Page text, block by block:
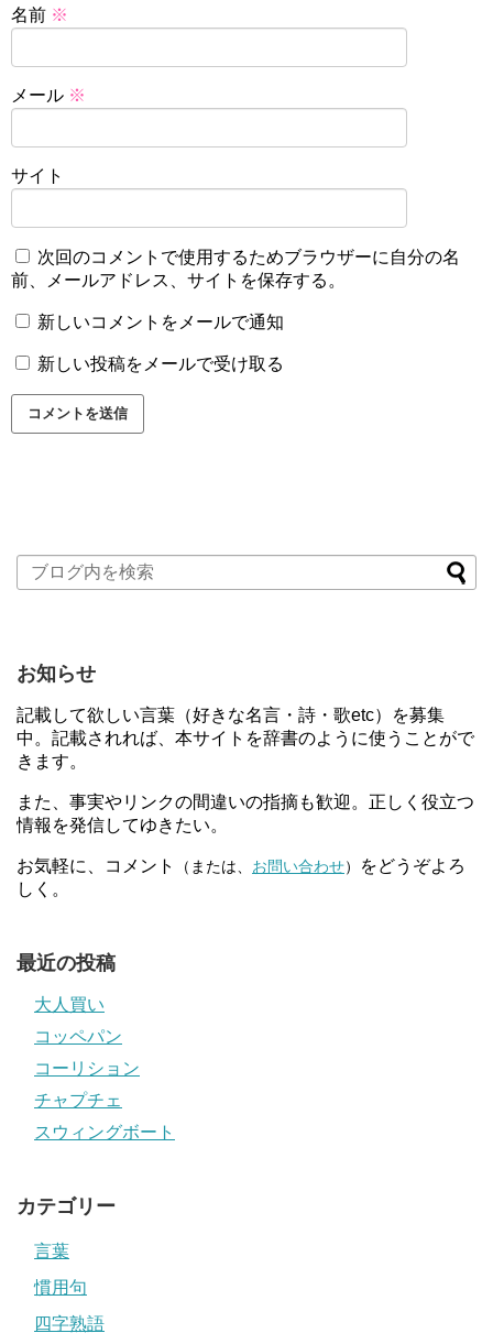
名前 ※
メール ※
サイト
次回のコメントで使用するためブラウザーに自分の名
前、メールアドレス、サイトを保存する。
新しいコメントをメールで通知
新しい投稿をメールで受け取る
お知らせ
記載して欲しい言葉（好きな名言・詩・歌etc）を募集
中。記載されれば、本サイトを辞書のように使うことがで
きます。
また、事実やリンクの間違いの指摘も歓迎。正しく役立つ
情報を発信してゆきたい。
お気軽に、コメント （または、 お問い合わせ）
をどうぞよろ
しく。
最近の投稿
大人買い
コッペパン
コーリション
チャプチェ
スウィングボート
カテゴリー
言葉
慣用句
四字熟語